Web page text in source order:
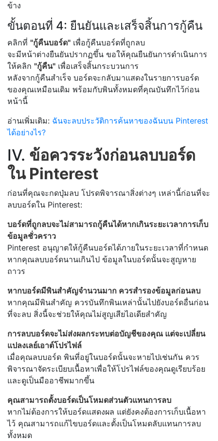
ข้าง
ขั้นตอนที่ 4: ยืนยันและเสร็จสิ้นการกู้คืน
คลิกที่ "กู้คืนบอร์ด" เพื่อกู้คืนบอร์ดที่ถูกลบ
จะมีหน้าต่างยืนยันปรากฏขึ้น ขอให้คุณยืนยันการดำเนินการ
ให้คลิก "กู้คืน" เพื่อเสร็จสิ้นกระบวนการ
หลังจากกู้คืนสำเร็จ บอร์ดจะกลับมาแสดงในรายการบอร์ด
ของคุณเหมือนเดิม พร้อมกับพินทั้งหมดที่คุณบันทึกไว้ก่อน
หน้านี้
อ่านเพิ่มเติม: ฉันจะลบประวัติการค้นหาของฉันบน Pinterest
ได้อย่างไร?
IV. ข้อควรระวังก่อนลบบอร์ด
ใน Pinterest
ก่อนที่คุณจะกดปุ่มลบ โปรดพิจารณาสิ่งต่างๆ เหล่านี้ก่อนที่จะ
ลบบอร์ดใน Pinterest:
บอร์ดที่ถูกลบจะไม่สามารถกู้คืนได้หากเกินระยะเวลาการเก็บ
ข้อมูลชั่วคราว
Pinterest อนุญาตให้กู้คืนบอร์ดได้ภายในระยะเวลาที่กำหนด
หากคุณลบบอร์ดนานเกินไป ข้อมูลในบอร์ดนั้นจะสูญหาย
ถาวร
หากบอร์ดมีพินสำคัญจำนวนมาก ควรสำรองข้อมูลก่อนลบ
หากคุณมีพินสำคัญ ควรบันทึกพินเหล่านั้นไปยังบอร์ดอื่นก่อน
ที่จะลบ สิ่งนี้จะช่วยให้คุณไม่สูญเสียไอเดียสำคัญ
การลบบอร์ดจะไม่ส่งผลกระทบต่อบัญชีของคุณ แต่จะเปลี่ยน
แปลงเลย์เอาต์โปรไฟล์
เมื่อคุณลบบอร์ด พินที่อยู่ในบอร์ดนั้นจะหายไปเช่นกัน ควร
พิจารณาจัดระเบียบเนื้อหาเพื่อให้โปรไฟล์ของคุณดูเรียบร้อย
และดูเป็นมืออาชีพมากขึ้น
คุณสามารถตั้งบอร์ดเป็นโหมดส่วนตัวแทนการลบ
หากไม่ต้องการให้บอร์ดแสดงผล แต่ยังคงต้องการเก็บเนื้อหา
ไว้ คุณสามารถแก้ไขบอร์ดและตั้งเป็นโหมดลับแทนการลบ
ทั้งหมด